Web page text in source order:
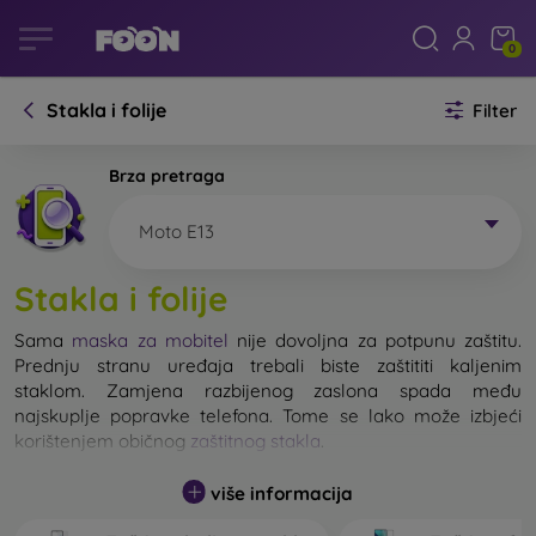
0
Stakla i folije Filter
Brza pretraga
Moto E13
Stakla i folije
Sama maska za mobitel nije dovoljna za potpunu zaštitu.
Prednju stranu uređaja trebali biste zaštititi kaljenim
staklom. Zamjena razbijenog zaslona spada među
najskuplje popravke telefona. Tome se lako može izbjeći
korištenjem običnog zaštitnog stakla
Nerazbijivo staklo za mobitel ne postoji, ali u većini slučajeva
više informacija